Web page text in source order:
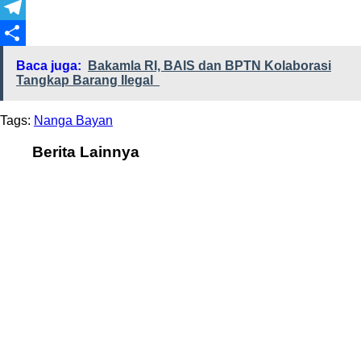
X
Telegram
Share
Baca juga:
Bakamla RI, BAIS dan BPTN Kolaborasi
Tangkap Barang Ilegal
Tags: Nanga Bayan
Berita Lainnya